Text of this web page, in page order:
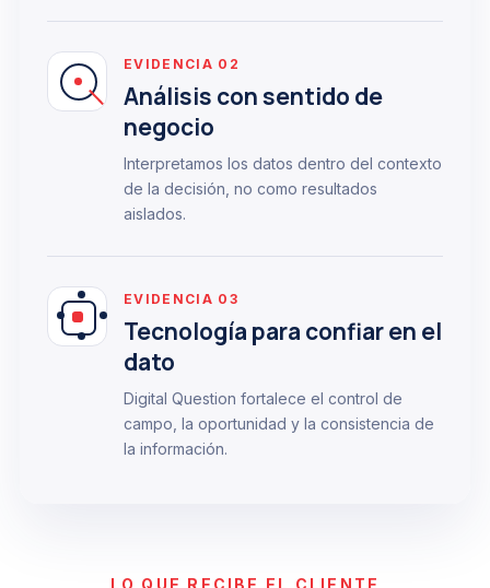
EVIDENCIA 02
Análisis con sentido de
negocio
Interpretamos los datos dentro del contexto
de la decisión, no como resultados
aislados.
EVIDENCIA 03
Tecnología para confiar en el
dato
Digital Question fortalece el control de
campo, la oportunidad y la consistencia de
la información.
LO QUE RECIBE EL CLIENTE